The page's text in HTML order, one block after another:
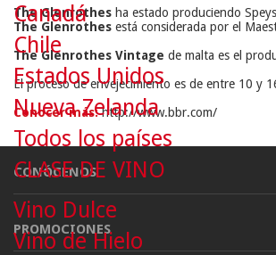
The Glenrothes ha estado produciendo
The Glenrothes está considerada por el
The Glenrothes Vintage de malta es el
El proceso de envejecimiento es de entre 10 y
Conocer más: http://www.bbr.com/
CONÓCENOS
PROMOCIONES
Canadá
Chile
Estados Unidos
Nueva Zelanda
Todos los países
CLASE DE VINO
Vino Dulce
Vino de Hielo